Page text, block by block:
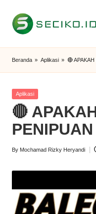
Skip
S
e
c
i
k
o
I
Beranda » Aplikasi » 🔴
Posted
Aplikasi
🔴
PENIPUAN
Posted
By Mochamad Rizky Heryandi